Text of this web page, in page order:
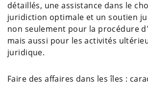
détaillés, une assistance dans le
juridiction optimale et un soutien
non seulement pour la procédure
mais aussi pour les activités
juridique.
Faire des affaires dans les îles :